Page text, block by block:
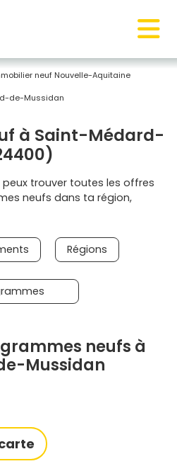
neuf Nouvelle-Aquitaine
de-Mussidan
à Saint-Médard-
peux trouver toutes les offres
neufs dans ta région,
Régions
neufs à
Mussidan